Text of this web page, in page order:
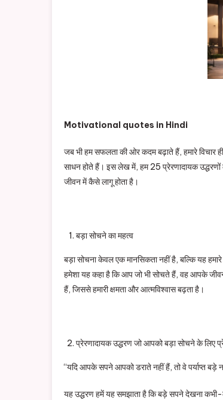
Motivational quotes in Hindi
जब भी हम सफलता की ओर कदम बढ़ाते हैं, हमारे विचार
साधन होते हैं। इस लेख में, हम 25 प्रेरणादायक उद्धरणों
जीवन में कैसे लागू होता है।
बड़ा सोचने का महत्व
बड़ा सोचना केवल एक मानसिकता नहीं है, बल्कि यह
हमेशा यह कहा है कि आप जो भी सोचते हैं, वह आपके
हैं, जिससे हमारी क्षमता और आत्मविश्वास बढ़ता है।
प्रेरणादायक उद्धरण जो आपको बड़ा सोचने के लिए
“यदि आपके सपने आपको डराते नहीं हैं, तो वे पर्याप्त बड़े
यह उद्धरण हमें यह समझाता है कि बड़े सपने देखना